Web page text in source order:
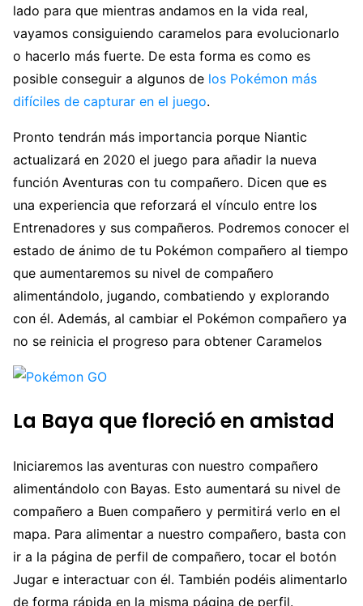
lado para que mientras andamos en la vida real,
vayamos consiguiendo caramelos para evolucionarlo
o hacerlo más fuerte. De esta forma es como es
posible conseguir a algunos de los Pokémon más
difíciles de capturar en el juego.
Pronto tendrán más importancia porque Niantic
actualizará en 2020 el juego para añadir la nueva
función Aventuras con tu compañero. Dicen que es
una experiencia que reforzará el vínculo entre los
Entrenadores y sus compañeros. Podremos conocer el
estado de ánimo de tu Pokémon compañero al tiempo
que aumentaremos su nivel de compañero
alimentándolo, jugando, combatiendo y explorando
con él. Además, al cambiar el Pokémon compañero ya
no se reinicia el progreso para obtener Caramelos
La Baya que floreció en amistad
Iniciaremos las aventuras con nuestro compañero
alimentándolo con Bayas. Esto aumentará su nivel de
compañero a Buen compañero y permitirá verlo en el
mapa. Para alimentar a nuestro compañero, basta con
ir a la página de perfil de compañero, tocar el botón
Jugar e interactuar con él. También podéis alimentarlo
de forma rápida en la misma página de perfil.